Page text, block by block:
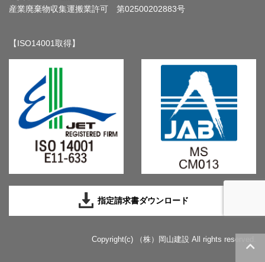
産業廃棄物収集運搬業許可 第02500202883号
【ISO14001取得】
指定請求書ダウンロード
Copyright(c) （株）岡山建設 All rights reserved.